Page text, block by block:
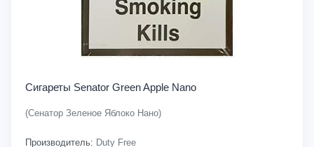
Сигареты Senator Green Apple Nano
(Сенатор Зеленое Яблоко Нано)
Производитель: Duty Free